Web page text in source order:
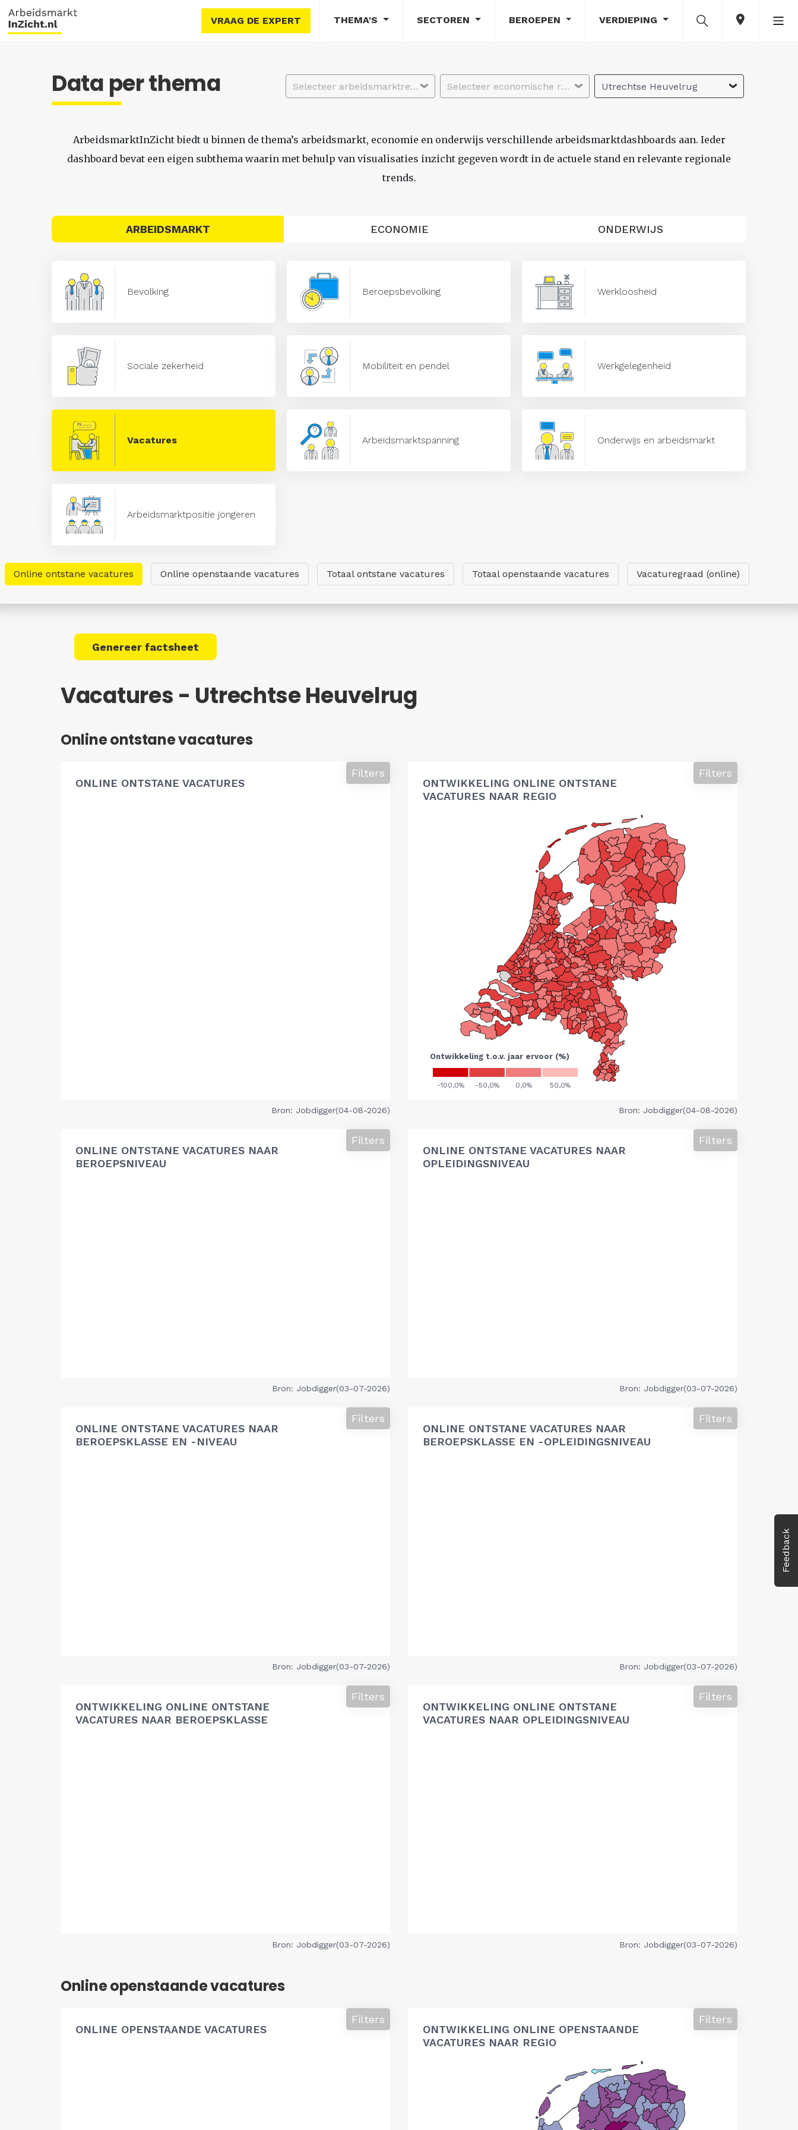
VRAAG DE EXPERT THEMA'S SECTOREN BEROEPEN VERDIEPING
Feedback
Data per thema Selecteer arbeidsmarktregio Selecteer economische regio Utrechtse Heuvelrug
ArbeidsmarktInZicht biedt u binnen de thema’s arbeidsmarkt, economie en onderwijs verschillende arbeidsmarktdashboards aan. Ieder
dashboard bevat een eigen subthema waarin met behulp van visualisaties inzicht gegeven wordt in de actuele stand en relevante regionale
trends.
ARBEIDSMARKT ECONOMIE ONDERWIJS
Bevolking Beroepsbevolking Werkloosheid
Sociale zekerheid Mobiliteit en pendel Werkgelegenheid
Vacatures Arbeidsmarktspanning Onderwijs en arbeidsmarkt
Arbeidsmarktpositie jongeren
Online ontstane vacatures Online openstaande vacatures Totaal ontstane vacatures Totaal openstaande vacatures Vacaturegraad (online)
Genereer factsheet
Vacatures - Utrechtse Heuvelrug
Online ontstane vacatures
ONLINE ONTSTANE VACATURES
Filters
Bron: Jobdigger(04-08-2026)
ONTWIKKELING ONLINE ONTSTANE
VACATURES NAAR REGIO
Filters
Bron: Jobdigger(04-08-2026)
ONLINE ONTSTANE VACATURES NAAR
BEROEPSNIVEAU
Filters
Bron: Jobdigger(03-07-2026)
ONLINE ONTSTANE VACATURES NAAR
OPLEIDINGSNIVEAU
Filters
Bron: Jobdigger(03-07-2026)
ONLINE ONTSTANE VACATURES NAAR
BEROEPSKLASSE EN -NIVEAU
Filters
Bron: Jobdigger(03-07-2026)
ONLINE ONTSTANE VACATURES NAAR
BEROEPSKLASSE EN -OPLEIDINGSNIVEAU
Filters
Bron: Jobdigger(03-07-2026)
ONTWIKKELING ONLINE ONTSTANE
VACATURES NAAR BEROEPSKLASSE
Filters
Bron: Jobdigger(03-07-2026)
ONTWIKKELING ONLINE ONTSTANE
VACATURES NAAR OPLEIDINGSNIVEAU
Filters
Bron: Jobdigger(03-07-2026)
Online openstaande vacatures
ONLINE OPENSTAANDE VACATURES
Filters
ONTWIKKELING ONLINE OPENSTAANDE
VACATURES NAAR REGIO
Filters